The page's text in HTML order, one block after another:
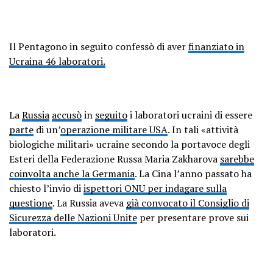
Il Pentagono in seguito confessò di averfinanziato in
Ucraina 46 laboratori.
LaRussia accusòin seguitoi laboratori ucraini di essere
parte di un’operazione militare USA. In tali «attività
biologiche militari» ucraine secondo la portavoce degli
Esteri della Federazione Russa Maria Zakharova sarebbe
coinvolta anche la Germania. La Cina l’anno passato ha
chiesto l’invio diispettori ONU per indagare sulla
questione. La Russia aveva già convocato il Consiglio di
Sicurezza delle Nazioni Unite per presentare prove sui
laboratori.